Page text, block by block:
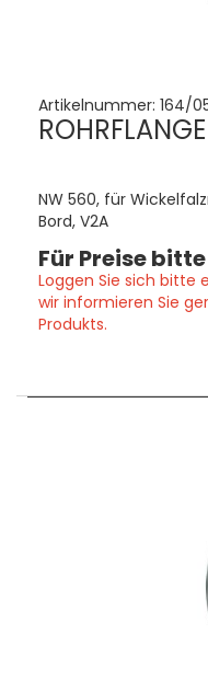
Artikelnummer: 164/
NW 560, für
Bord, V2A
Für Preise
Loggen Sie sich bitte
wir informieren Sie
Produkts.